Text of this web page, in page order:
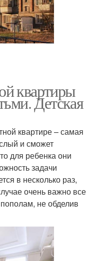
квартиры
Детская
квартире – самая
и сможет
для ребенка они
задачи
в несколько раз,
очень важно все
не обделив